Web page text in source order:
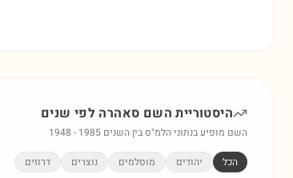
היסטוריית השם סאהרה לפי שנים
השם מופיע בנתוני הלמ"ס בין השנים 1948 - 1985
הכל יהודים מוסלמים נוצרים דרוזים